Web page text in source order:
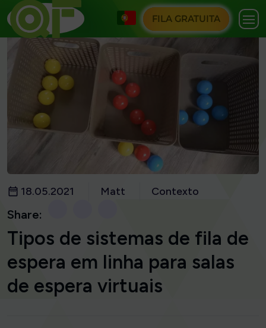
FILA GRATUITA
18.05.2021 Matt Contexto
Share:
Tipos de sistemas de fila de
espera em linha para salas
de espera virtuais